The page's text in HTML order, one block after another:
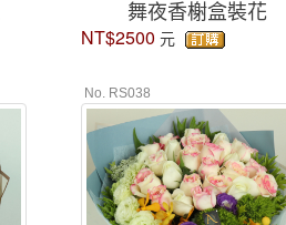
舞夜香榭盒裝花
NT$2500 元
No. RS038